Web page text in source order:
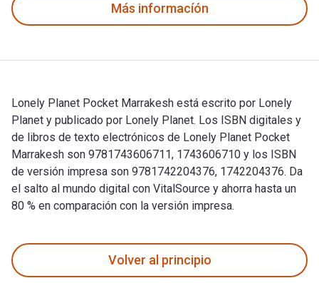
Más informacíón
Lonely Planet Pocket Marrakesh está escrito por Lonely
Planet y publicado por Lonely Planet. Los ISBN digitales y
de libros de texto electrónicos de Lonely Planet Pocket
Marrakesh son 9781743606711, 1743606710 y los ISBN
de versión impresa son 9781742204376, 1742204376. Da
el salto al mundo digital con VitalSource y ahorra hasta un
80 % en comparación con la versión impresa.
Volver al principio